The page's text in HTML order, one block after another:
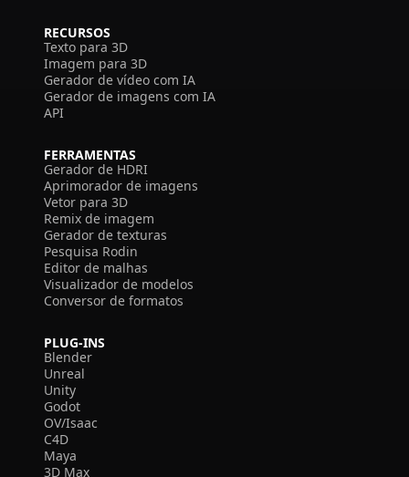
RECURSOS
Texto para 3D
Imagem para 3D
Gerador de vídeo com IA
Gerador de imagens com IA
API
FERRAMENTAS
Gerador de HDRI
Aprimorador de imagens
Vetor para 3D
Remix de imagem
Gerador de texturas
Pesquisa Rodin
Editor de malhas
Visualizador de modelos
Conversor de formatos
PLUG-INS
Blender
Unreal
Unity
Godot
OV/Isaac
C4D
Maya
3D Max